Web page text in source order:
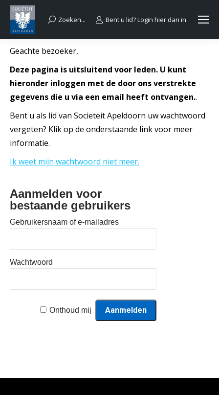
Search:
Zoeken... Bent u lid? Login hier dan in.
Geachte bezoeker,
Deze pagina is uitsluitend voor leden. U kunt
hieronder inloggen met de door ons verstrekte
gegevens die u via een email heeft ontvangen..
Bent u als lid van Societeit Apeldoorn uw wachtwoord
vergeten? Klik op de onderstaande link voor meer
informatie.
Ik weet mijn wachtwoord niet meer.
Aanmelden voor
bestaande gebruikers
Gebruikersnaam of e-mailadres
Wachtwoord
Onthoud mij